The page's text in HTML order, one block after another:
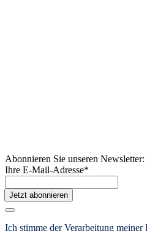
Abonnieren Sie unseren Newsletter:
Ihre E-Mail-Adresse*
Jetzt abonnieren
Ich stimme der Verarbeitung